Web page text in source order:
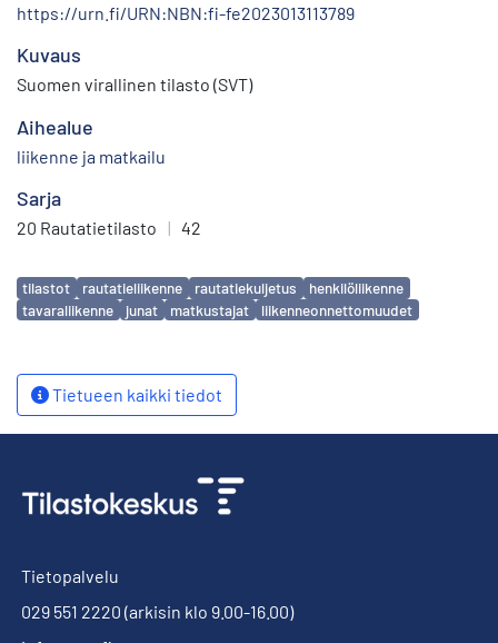
https://urn.fi/URN:NBN:fi-fe2023013113789
Kuvaus
Suomen virallinen tilasto (SVT)
Aihealue
liikenne ja matkailu
Sarja
20 Rautatietilasto | 42
Avainsanat
tilastot rautatieliikenne rautatiekuljetus
henkilöliikenne
tavaraliikenne
junat matkustajat liikenneonnettomuudet
Tietueen kaikki tiedot
Tietopalvelu
029 551 2220 (arkisin klo 9.00-16.00)